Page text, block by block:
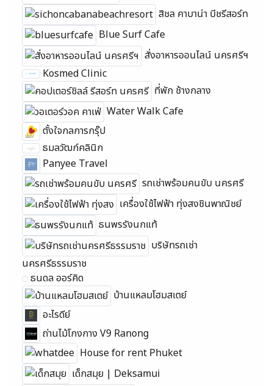
สิชล คาบาน่า บีชรีสอร์ท
Blue Surf Cafe
สั่งอาหารออนไลน์ นครศรีฯ
Kosmed Clinic
ที่พัก ช้างกลาง
Water Walk Cafe
ตั้งใจกลการกรุ๊ป
ธมลวัฒก์คลินิก
Panyee Travel
รถเช่าพร้อมคนขับ นครศรี
เครื่องใช้ไฟฟ้า ทุ่งสงชินพาณิชย์
ธนพรรังนกแท้
บริษัทรถเช่า
นครศรีธรรมราช
ธนดล ออร์คิด
บ้านแหลมโฮมสเตย์
อะไรดีย์
ถ่านไม้โกงกาง V9 Ranong
House for rent Phuket
เด็กสมุย | Deksamui